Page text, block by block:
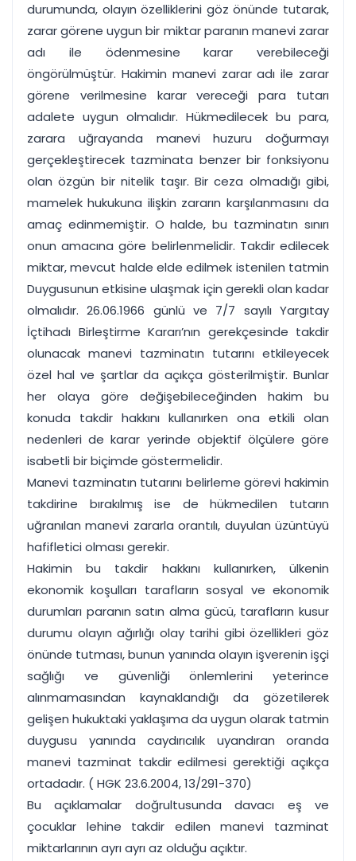
durumunda, olayın özelliklerini göz önünde tutarak,
zarar görene uygun bir miktar paranın manevi zarar
adı ile ödenmesine karar verebileceği
öngörülmüştür. Hakimin manevi zarar adı ile zarar
görene verilmesine karar vereceği para tutarı
adalete uygun olmalıdır. Hükmedilecek bu para,
zarara uğrayanda manevi huzuru doğurmayı
gerçekleştirecek tazminata benzer bir fonksiyonu
olan özgün bir nitelik taşır. Bir ceza olmadığı gibi,
mamelek hukukuna ilişkin zararın karşılanmasını da
amaç edinmemiştir. O halde, bu tazminatın sınırı
onun amacına göre belirlenmelidir. Takdir edilecek
miktar, mevcut halde elde edilmek istenilen tatmin
Duygusunun etkisine ulaşmak için gerekli olan kadar
olmalıdır. 26.06.1966 günlü ve 7/7 sayılı Yargıtay
İçtihadı Birleştirme Kararı’nın gerekçesinde takdir
olunacak manevi tazminatın tutarını etkileyecek
özel hal ve şartlar da açıkça gösterilmiştir. Bunlar
her olaya göre değişebileceğinden hakim bu
konuda takdir hakkını kullanırken ona etkili olan
nedenleri de karar yerinde objektif ölçülere göre
isabetli bir biçimde göstermelidir.
Manevi tazminatın tutarını belirleme görevi hakimin
takdirine bırakılmış ise de hükmedilen tutarın
uğranılan manevi zararla orantılı, duyulan üzüntüyü
hafifletici olması gerekir.
Hakimin bu takdir hakkını kullanırken, ülkenin
ekonomik koşulları tarafların sosyal ve ekonomik
durumları paranın satın alma gücü, tarafların kusur
durumu olayın ağırlığı olay tarihi gibi özellikleri göz
önünde tutması, bunun yanında olayın işverenin işçi
sağlığı ve güvenliği önlemlerini yeterince
alınmamasından kaynaklandığı da gözetilerek
gelişen hukuktaki yaklaşıma da uygun olarak tatmin
duygusu yanında caydırıcılık uyandıran oranda
manevi tazminat takdir edilmesi gerektiği açıkça
ortadadır. ( HGK 23.6.2004, 13/291-370)
Bu açıklamalar doğrultusunda davacı eş ve
çocuklar lehine takdir edilen manevi tazminat
miktarlarının ayrı ayrı az olduğu açıktır.